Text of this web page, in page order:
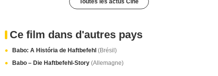
Toutes les actus Ciné
Ce film dans d'autres pays
Babo: A História de Haftbefehl (Brésil)
Babo – Die Haftbefehl-Story (Allemagne)